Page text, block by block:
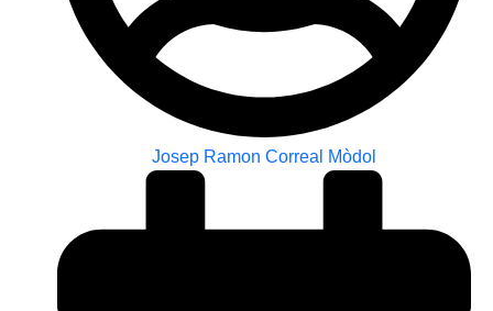
Josep Ramon Correal Mòdol